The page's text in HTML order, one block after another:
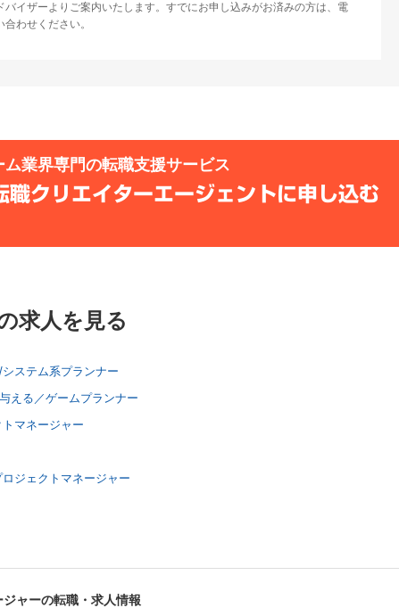
バイザーよりご案内いたします。すでにお申し込みがお済みの方は、電
わせください。
業界専門の転職支援サービス
職クリエイターエージェントに申し込む
求人を見る
ステム系プランナー
える／ゲームプランナー
マネージャー
ジェクトマネージャー
ジャーの転職・求人情報